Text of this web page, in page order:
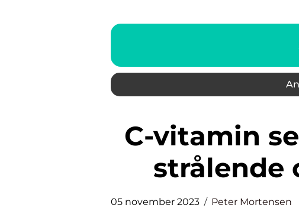
C-vitamin serum: Vejen til en
strålende
05 november 2023 Peter Mortensen